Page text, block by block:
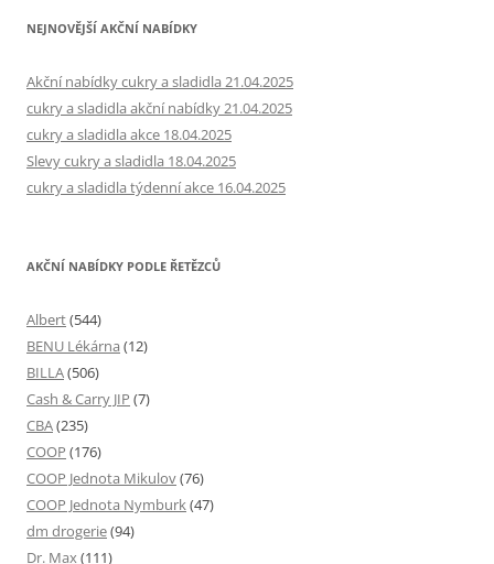
NEJNOVĚJŠÍ AKČNÍ NABÍDKY
Akční nabídky cukry a sladidla 21.04.2025
cukry a sladidla akční nabídky 21.04.2025
cukry a sladidla akce 18.04.2025
Slevy cukry a sladidla 18.04.2025
cukry a sladidla týdenní akce 16.04.2025
AKČNÍ NABÍDKY PODLE ŘETĚZCŮ
Albert(544)
BENU Lékárna (12)
BILLA(506)
Cash & Carry JIP (7)
CBA(235)
COOP (176)
COOP Jednota Mikulov(76)
COOP Jednota Nymburk(47)
dm drogerie(94)
Dr. Max(111)